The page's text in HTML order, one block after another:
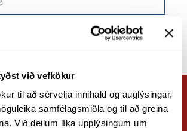
við vefkökur
til að sérvelja innihald og auglýsingar,
samfélagsmiðla og til að greina
Við deilum líka upplýsingum um
við flutningskerfið - Núverandi